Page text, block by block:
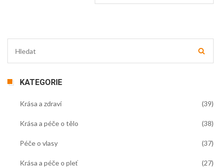
KATEGORIE
Krása a zdraví (39)
Krása a péče o tělo (38)
Péče o vlasy (37)
Krása a péče o pleť (27)